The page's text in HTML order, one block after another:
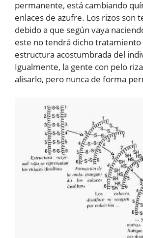
permanente, está cambiando
enlaces de azufre. Los rizos son
debido a que según vaya
este no tendrá dicho tratamiento
estructura acostumbrada del
Igualmente, la gente con pelo
alisarlo, pero nunca de forma